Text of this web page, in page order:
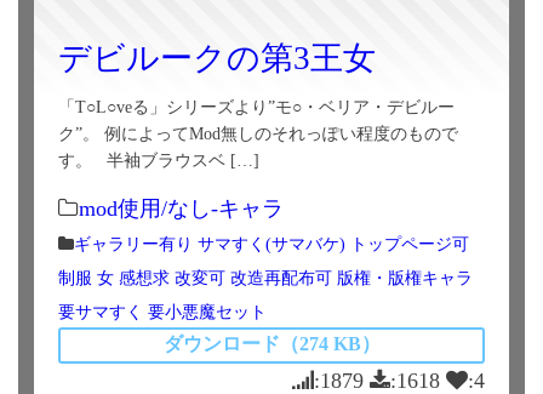
デビルークの第3王女
「T○L○veる」シリーズより”モ○・ベリア・デビルー
ク”。 例によってMod無しのそれっぽい程度のもので
す。 半袖ブラウスベ […]
mod使用/なし-キャラ
ギャラリー有り サマすく(サマバケ)
トップページ可
制服 女 感想求 改変可 改造再配布可 版権・版権キャラ
要サマすく 要小悪魔セット
ダウンロード（274 KB）
:1879 :1618
:4